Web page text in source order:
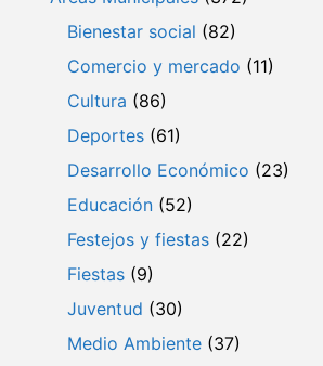
Bienestar social (82)
Comercio y mercado (11)
Cultura (86)
Deportes (61)
Desarrollo Económico (23)
Educación (52)
Festejos y fiestas (22)
Fiestas (9)
Juventud (30)
Medio Ambiente (37)